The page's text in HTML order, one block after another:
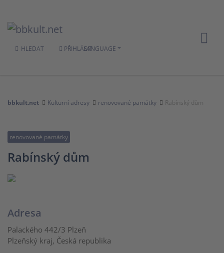
HLEDAT PŘIHLÁSITLANGUAGE
bbkult.net Kulturní adresy renovované památky Rabínský dům
renovované památky
Rabínský dům
Adresa
Palackého 442/3 Plzeň
Plzeňský kraj, Česká republika